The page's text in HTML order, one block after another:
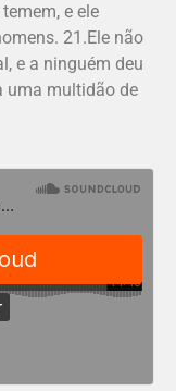
e ele
21.Ele não
e a ninguém deu
uma multidão de